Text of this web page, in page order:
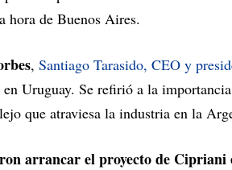
hora de Buenos Aires.
, Santiago Tarasido, CEO y
Uruguay. Se refirió a la
que atraviesa la industria en la
arrancar el proyecto de Cipriani